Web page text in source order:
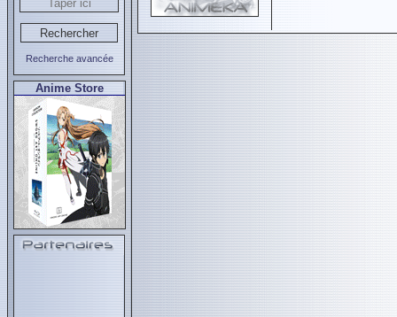
Recherche avancée
Anime Store